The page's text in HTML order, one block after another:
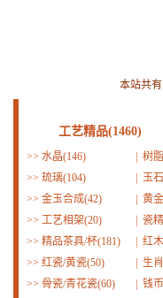
本站共有
工艺精品(1460)
>> 水晶(146)
树
>> 琉璃(104)
玉
>> 金玉合成(42)
黄
>> 工艺相架(20)
瓷
>> 精品茶具/杯(181)
红
>> 红瓷/黄瓷(50)
生
>> 骨瓷/青花瓷(60)
钱